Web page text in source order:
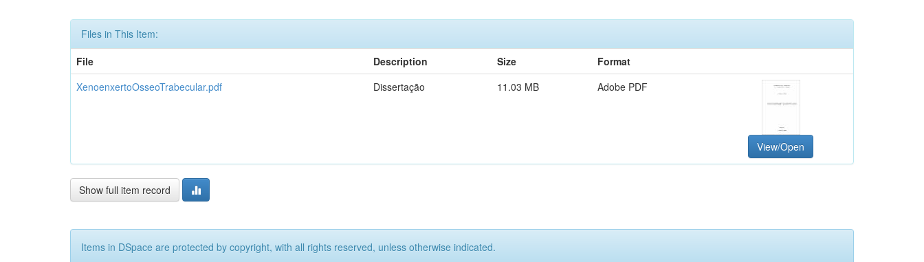
Files in This Item:
File
Description Size
Format
XenoenxertoOsseoTrabecular.pdf
Dissertação 11.03 MB Adobe PDF
View/Open
Show full item record
Items in DSpace are protected by copyright, with all rights reserved, unless otherwise indicated.